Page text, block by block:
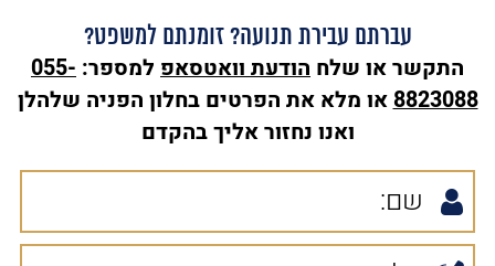
עברתם עבירת תנועה? זומנתם למשפט?
התקשר או שלח הודעת וואטסאפ למספר: 055-
8823088 או מלא את הפרטים בחלון הפניה שלהלן
ואנו נחזור אליך בהקדם